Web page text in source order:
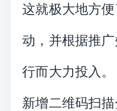
这就极大地方
动，并根据推
行而大力投入。
新增二维码扫